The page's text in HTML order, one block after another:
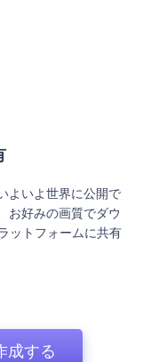
よいよ世界に公開で
お好みの画質でダウ
ットフォームに共有
成する